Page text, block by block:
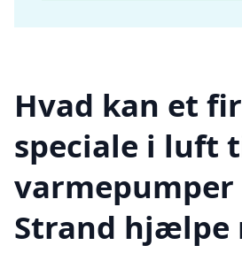
Hvad kan et
speciale i luft
Strand hjælpe